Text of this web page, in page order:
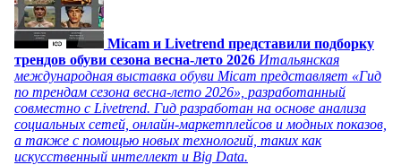
Micam и Livetrend представили подборку
трендов обуви сезона весна-лето 2026 Итальянская
международная выставка обуви Micam представляет «Гид
по трендам сезона весна-лето 2026», разработанный
совместно с Livetrend. Гид разработан на основе анализа
социальных сетей, онлайн-маркетплейсов и модных показов,
а также с помощью новых технологий, таких как
искусственный интеллект и Big Data.